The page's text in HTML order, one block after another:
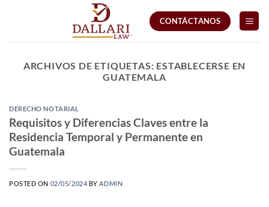
CONTÁCTANOS
ARCHIVOS DE ETIQUETAS: ESTABLECERSE EN
GUATEMALA
DERECHO NOTARIAL
Requisitos y Diferencias Claves entre la
Residencia Temporal y Permanente en
Guatemala
POSTED ON 02/05/2024 BY ADMIN